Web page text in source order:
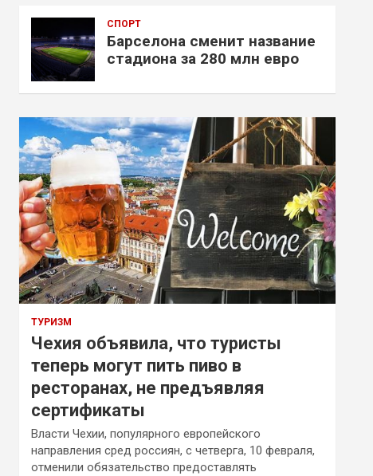
СПОРТ
Барселона сменит название
стадиона за 280 млн евро
ТУРИЗМ
Чехия объявила, что туристы
теперь могут пить пиво в
ресторанах, не предъявляя
сертификаты
Власти Чехии, популярного европейского
направления сред россиян, с четверга, 10 февраля,
отменили обязательство предоставлять